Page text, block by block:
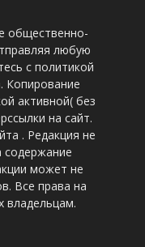
общественно-
любую
с политикой
Копирование
активной( без
на сайт.
. Редакция не
содержание
может не
Все права на
владельцам.